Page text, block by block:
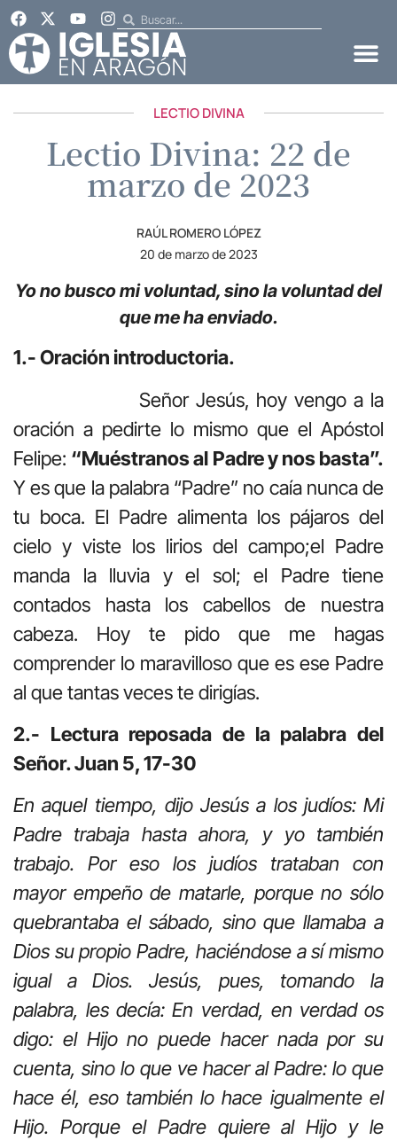
LECTIO DIVINA
Lectio Divina: 22 de
marzo de 2023
RAÚL ROMERO LÓPEZ
20 de marzo de 2023
Yo no busco mi voluntad, sino la voluntad del
que me ha enviado.
1.- Oración introductoria.
Señor Jesús, hoy vengo a la
oración a pedirte lo mismo que el Apóstol
Felipe: “Muéstranos al Padre y nos basta”.
Y es que la palabra “Padre” no caía nunca de
tu boca. El Padre alimenta los pájaros del
cielo y viste los lirios del campo;el Padre
manda la lluvia y el sol; el Padre tiene
contados hasta los cabellos de nuestra
cabeza. Hoy te pido que me hagas
comprender lo maravilloso que es ese Padre
al que tantas veces te dirigías.
2.- Lectura reposada de la palabra del
Señor. Juan 5, 17-30
En aquel tiempo, dijo Jesús a los judíos: Mi
Padre trabaja hasta ahora, y yo también
trabajo. Por eso los judíos trataban con
mayor empeño de matarle, porque no sólo
quebrantaba el sábado, sino que llamaba a
Dios su propio Padre, haciéndose a sí mismo
igual a Dios. Jesús, pues, tomando la
palabra, les decía: En verdad, en verdad os
digo: el Hijo no puede hacer nada por su
cuenta, sino lo que ve hacer al Padre: lo que
hace él, eso también lo hace igualmente el
Hijo. Porque el Padre quiere al Hijo y le